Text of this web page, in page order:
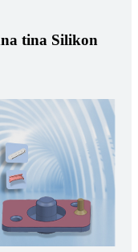
tina Silikon